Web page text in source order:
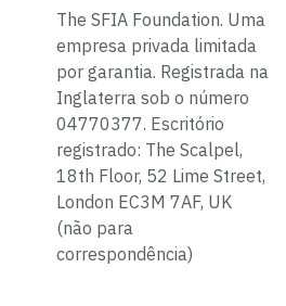
The SFIA Foundation. Uma
empresa privada limitada
por garantia. Registrada na
Inglaterra sob o número
04770377. Escritório
registrado: The Scalpel,
18th Floor, 52 Lime Street,
London EC3M 7AF, UK
(não para
correspondência)